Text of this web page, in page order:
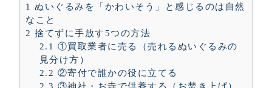
1 ぬいぐるみを「かわいそう」と感じるのは自然
なこと
2 捨てずに手放す5つの方法
2.1 ①買取業者に売る（売れるぬいぐるみの
見分け方）
2.2 ②寄付で誰かの役に立てる
2.3 ③神社・お寺で供養する（お焚き上げ）